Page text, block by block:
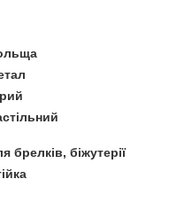
брелків, біжутерії